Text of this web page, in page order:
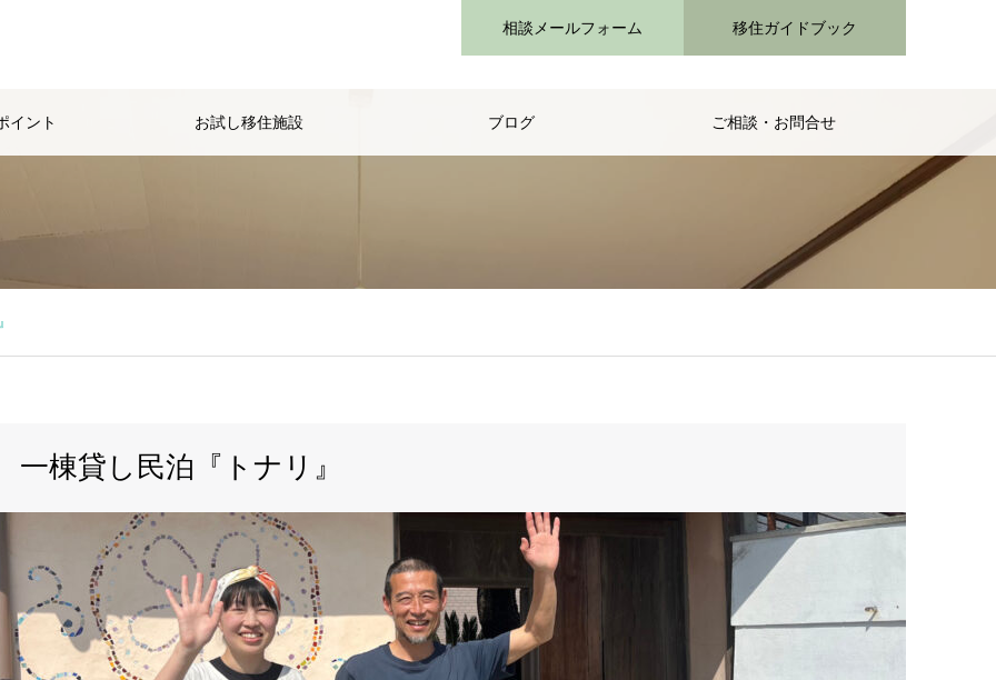
相談メールフォーム 移住ガイドブック
イント お試し移住施設 ブログ ご相談・お問合せ
一棟貸し民泊『トナリ』